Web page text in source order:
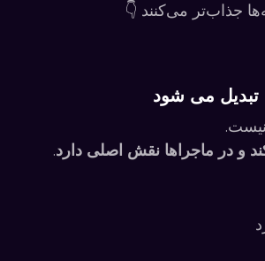
جذاب‌تر می‌کنند 👇
و در ماجراها نقش اصلی دارد.